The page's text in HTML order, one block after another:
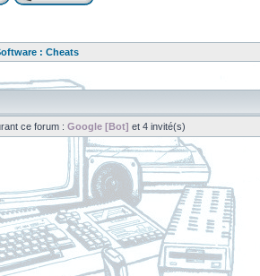
: Cheats
ce forum : Google [Bot] et 4 invité(s)